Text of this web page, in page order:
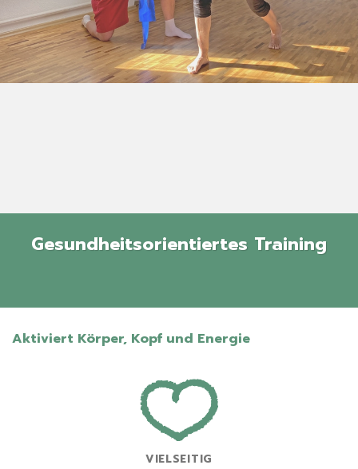
Gesundheitsorientiertes Training
Aktiviert Körper, Kopf und Energie
VIELSEITIG